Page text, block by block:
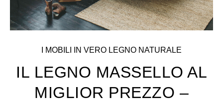
I MOBILI IN VERO LEGNO NATURALE
IL LEGNO MASSELLO AL
MIGLIOR PREZZO –